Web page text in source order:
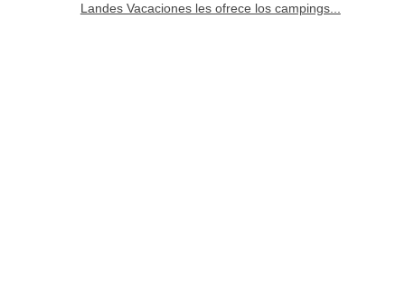
Landes Vacaciones les ofrece los campings...